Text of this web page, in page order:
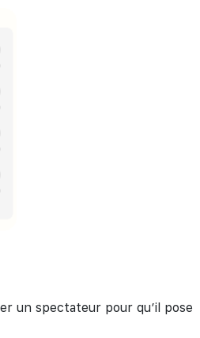
un spectateur pour qu’il pose